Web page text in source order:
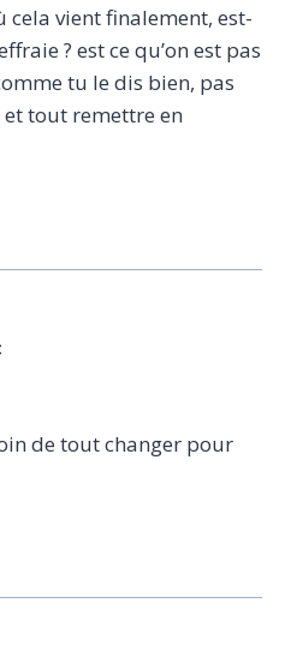
cela vient finalement, est-
? est ce qu’on est pas
tu le dis bien, pas
tout remettre en
de tout changer pour